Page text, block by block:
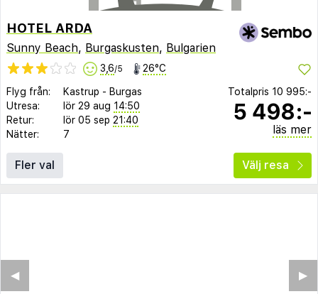
HOTEL ARDA
Sunny Beach, Burgaskusten, Bulgarien
3,6/5 26°C
Flyg från: Kastrup - Burgas
Utresa:
lör 29 aug 14:50
Retur:
lör 05 sep 21:40
Nätter:
7
Totalpris 10 995:-
5 498:-
läs mer
Fler val Välj resa
▶︎
◀︎